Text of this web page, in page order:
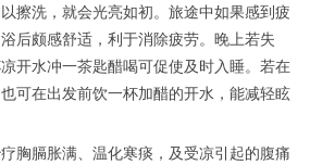
擦洗，就会光亮如初。旅途中如果感到疲
后颇感舒适，利于消除疲劳。晚上若失
开水冲一茶匙醋喝可促使及时入睡。若在
可在出发前饮一杯加醋的开水，能减轻眩
胸膈胀满、温化寒痰，及受凉引起的腹痛